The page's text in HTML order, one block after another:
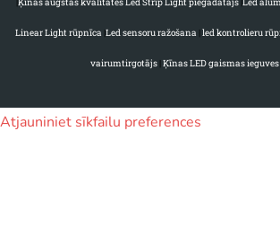
Linear Light rūpnīca |Led sensoru ražošana |led kontrolieru
vairumtirgotājs |Ķīnas LED gaismas
Atjauniniet sīkfailu preferences